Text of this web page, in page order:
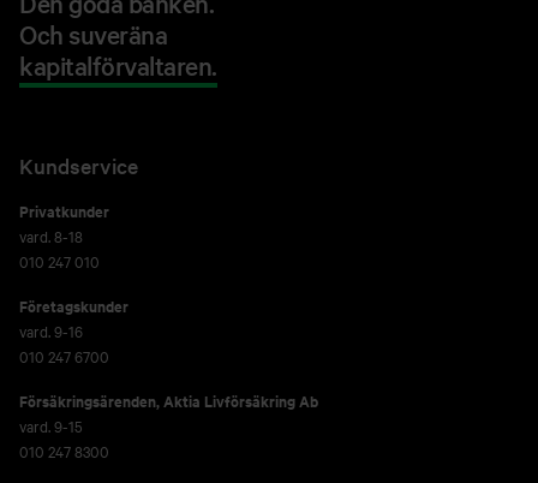
Och suveräna
kapitalförvaltaren.
Kundservice
Privatkunder
vard. 8-18
010 247 010
Företagskunder
vard. 9-16
010 247 6700
Försäkringsärenden,Aktia Livförsäkring Ab
vard. 9-15
010 247 8300